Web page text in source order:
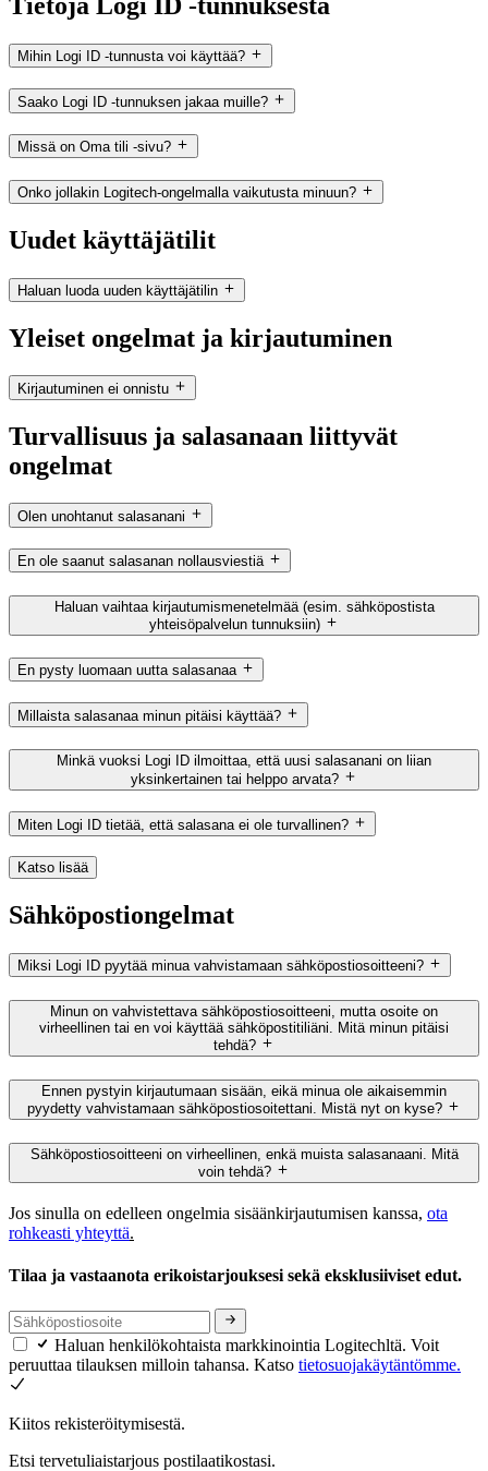
Mihin Logi ID -tunnusta voi käyttää?
Saako Logi ID -tunnuksen jakaa muille?
Missä on Oma tili -sivu?
Onko jollakin Logitech-ongelmalla vaikutusta minuun?
Uudet käyttäjätilit
Haluan luoda uuden käyttäjätilin
Yleiset ongelmat ja kirjautuminen
Kirjautuminen ei onnistu
Turvallisuus ja salasanaan liittyvät
ongelmat
Olen unohtanut salasanani
En ole saanut salasanan nollausviestiä
Haluan vaihtaa kirjautumismenetelmää (esim. sähköpostista
yhteisöpalvelun tunnuksiin)
En pysty luomaan uutta salasanaa
Millaista salasanaa minun pitäisi käyttää?
Minkä vuoksi Logi ID ilmoittaa, että uusi salasanani on liian
yksinkertainen tai helppo arvata?
Miten Logi ID tietää, että salasana ei ole turvallinen?
Katso lisää
Sähköpostiongelmat
Miksi Logi ID pyytää minua vahvistamaan sähköpostiosoitteeni?
Minun on vahvistettava sähköpostiosoitteeni, mutta osoite on
virheellinen tai en voi käyttää sähköpostitiliäni. Mitä minun pitäisi
tehdä?
Ennen pystyin kirjautumaan sisään, eikä minua ole aikaisemmin
pyydetty vahvistamaan sähköpostiosoitettani. Mistä nyt on kyse?
Sähköpostiosoitteeni on virheellinen, enkä muista salasanaani. Mitä
voin tehdä?
Jos sinulla on edelleen ongelmia sisäänkirjautumisen kanssa, ota
rohkeasti yhteyttä.
Tilaa ja vastaanota erikoistarjouksesi sekä eksklusiiviset edut.
Haluan henkilökohtaista markkinointia Logitechltä. Voit
peruuttaa tilauksen milloin tahansa. Katso tietosuojakäytäntömme.
Kiitos rekisteröitymisestä.
Etsi tervetuliaistarjous postilaatikostasi.